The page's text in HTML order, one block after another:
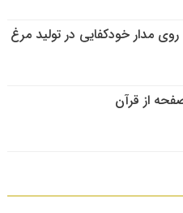
مدار خودکفایی در تولید مرغ
از قرآن